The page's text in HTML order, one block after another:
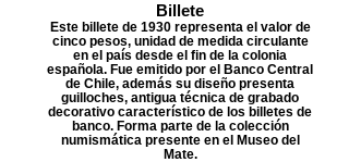
Billete
Este billete de 1930 representa el valor de
cinco pesos, unidad de medida circulante
en el país desde el fin de la colonia
española. Fue emitido por el Banco Central
de Chile, además su diseño presenta
guilloches, antigua técnica de grabado
decorativo característico de los billetes de
banco. Forma parte de la colección
numismática presente en el Museo del
Mate.